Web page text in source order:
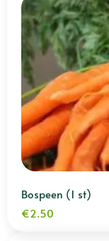
Bospeen (1 st)
€2.50